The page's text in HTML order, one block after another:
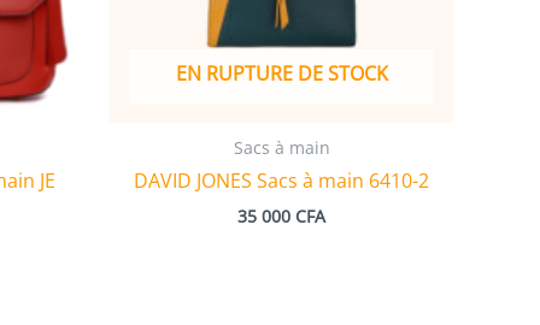
JE
EN RUPTURE DE STOCK
Sacs à main
DAVID JONES Sacs à main 6410-2
35 000 CFA